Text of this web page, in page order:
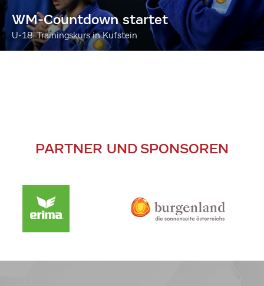
WM-Countdown startet
U-18: Trainingskurs in Kufstein
PARTNER UND SPONSOREN